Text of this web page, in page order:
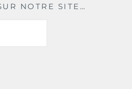
NOTRE SITE…